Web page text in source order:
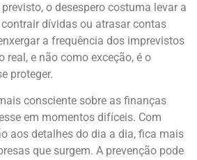
o desespero costuma levar a
dívidas ou atrasar contas
a frequência dos imprevistos
real, e não como exceção, é o
proteger.
consciente sobre as finanças
em momentos difíceis. Com
aos detalhes do dia a dia, fica mais
que surgem. A prevenção pode